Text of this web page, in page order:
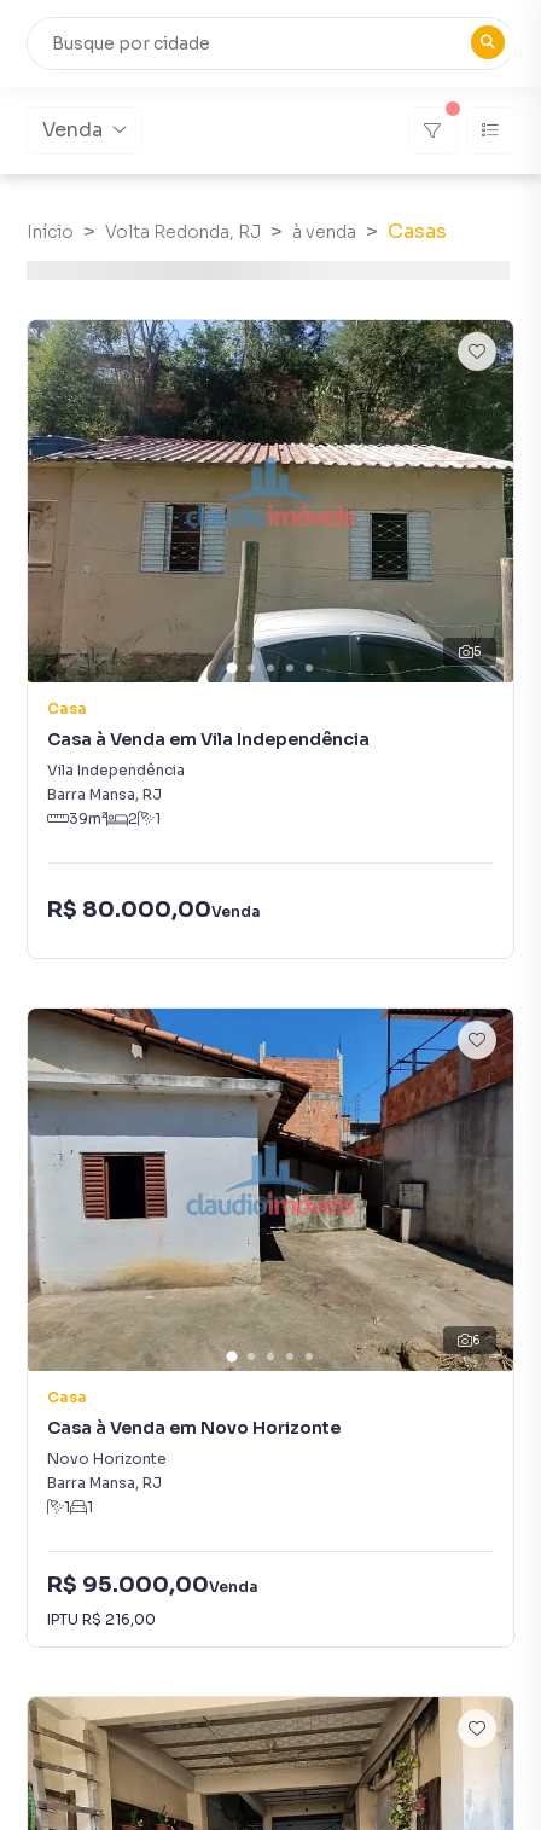
Venda
Início Volta Redonda, RJ à venda Casas
5
Casa
Casa à Venda em Vila Independência
Vila Independência
Barra Mansa, RJ
39m² 2 1
R$ 80.000,00Venda
6
Casa
Casa à Venda em Novo Horizonte
Novo Horizonte
Barra Mansa, RJ
1
1
R$ 95.000,00Venda
IPTU R$ 216,00